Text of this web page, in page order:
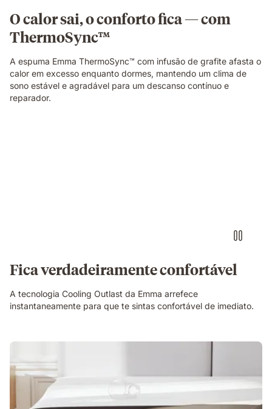
cada
lado.
O calor sai, o conforto fica — com
ThermoSync™
A espuma Emma ThermoSync™ com infusão de grafite afasta o
calor em excesso enquanto dormes, mantendo um clima de
sono estável e agradável para um descanso contínuo e
reparador.
Fica verdadeiramente confortável
A tecnologia Cooling Outlast da Emma arrefece
instantaneamente para que te sintas confortável de imediato.